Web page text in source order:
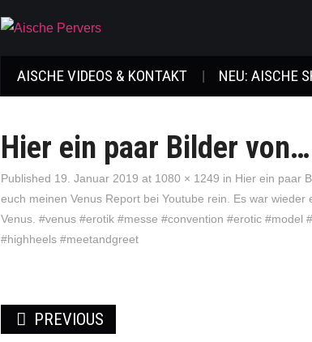
AISCHE VIDEOS & KONTAKT NEU: AISCHE
Hier ein paar Bilder
Published 19. Januar 2019 at 1080 × 1249 in Hier ein paar
euch meinen Venus Report bei Youtube rein. Es war
Venus. #venus #erotik #messe #convention #erotic #model
#highheels #meetandgreet
PREVIOUS